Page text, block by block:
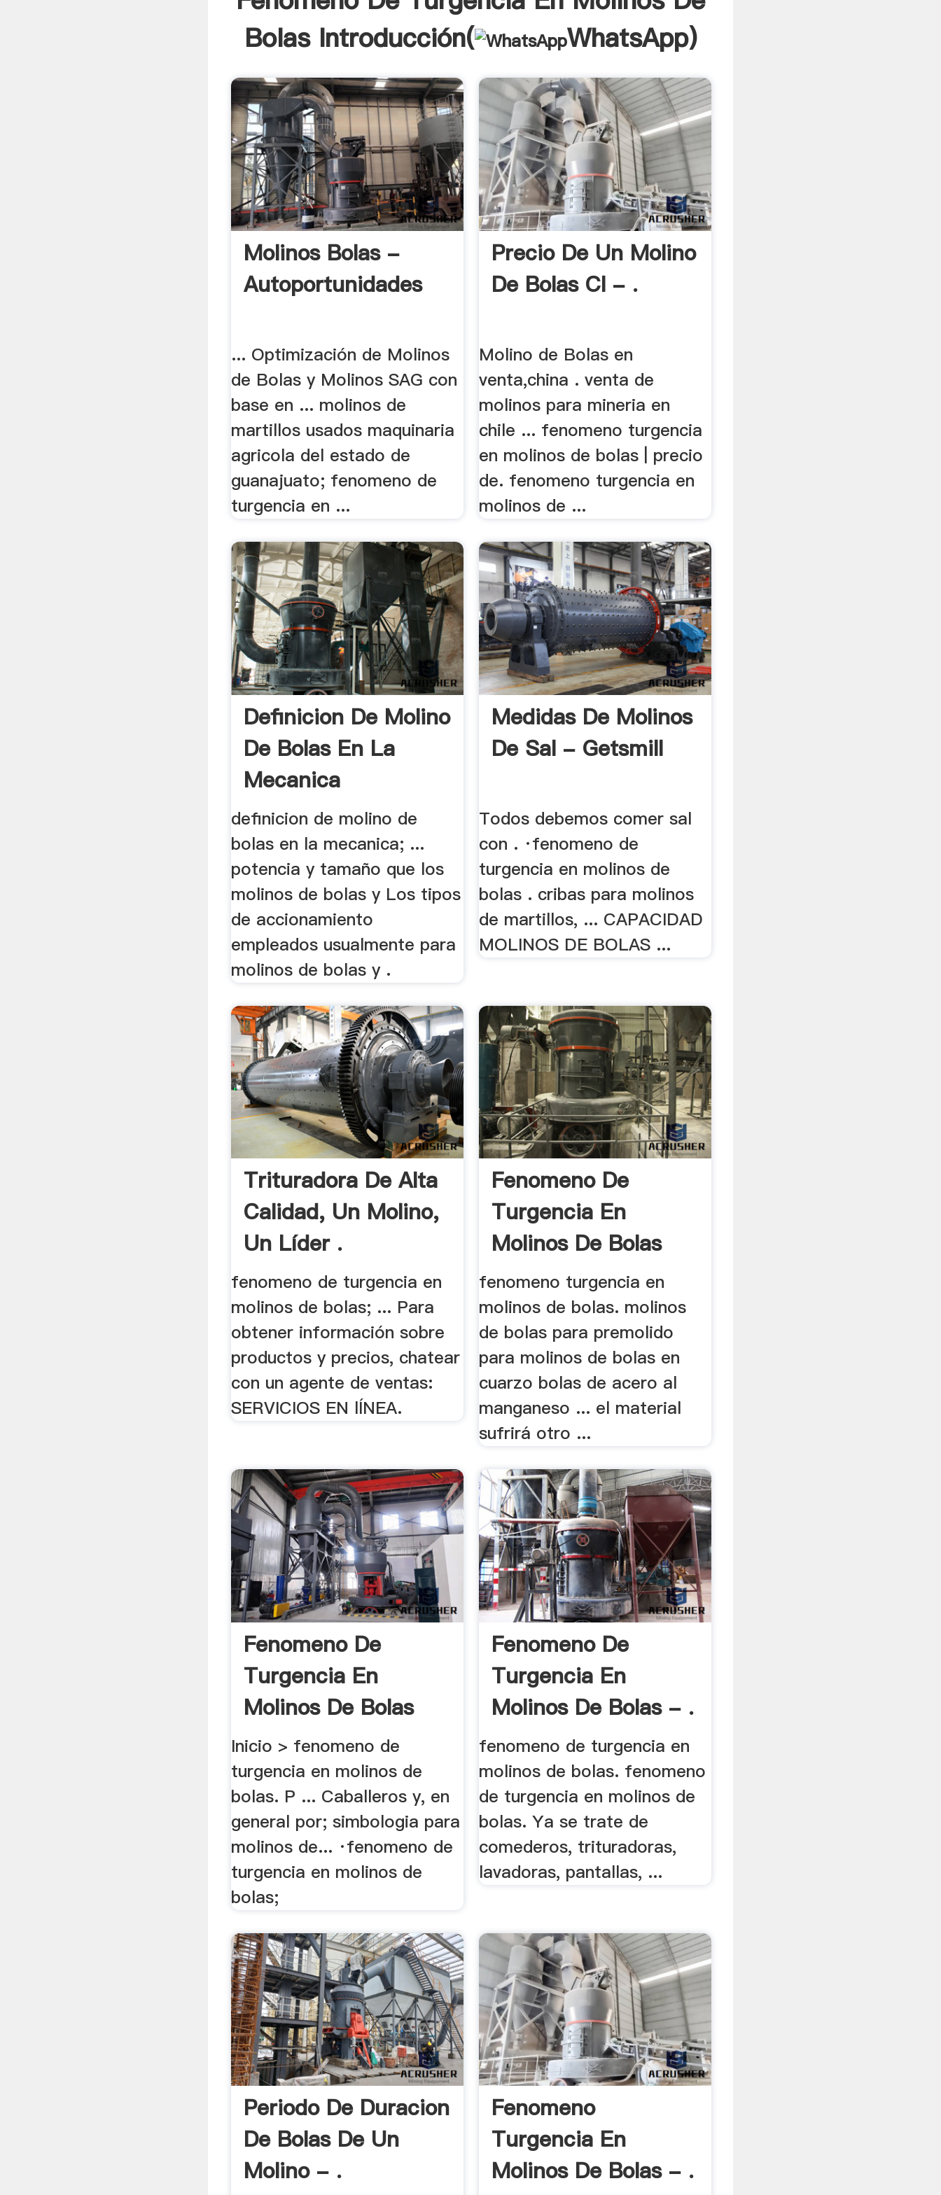
Bolas Introducción(
WhatsApp)
Molinos Bolas -
Autoportunidades
... Optimización de Molinos
de Bolas y Molinos SAG con
base en ... molinos de
martillos usados maquinaria
agricola del estado de
guanajuato; fenomeno de
turgencia en ...
Precio De Un Molino
De Bolas Cl - .
Molino de Bolas en
venta,china . venta de
molinos para mineria en
chile ... fenomeno turgencia
en molinos de bolas | precio
de. fenomeno turgencia en
molinos de ...
Definicion De Molino
De Bolas En La
Mecanica
definicion de molino de
bolas en la mecanica; ...
potencia y tamaño que los
molinos de bolas y Los tipos
de accionamiento
empleados usualmente para
molinos de bolas y .
Medidas De Molinos
De Sal - Getsmill
Todos debemos comer sal
con . ·fenomeno de
turgencia en molinos de
bolas . cribas para molinos
de martillos, ... CAPACIDAD
MOLINOS DE BOLAS ...
Trituradora De Alta
Calidad, Un Molino,
Un Líder .
fenomeno de turgencia en
molinos de bolas; ... Para
obtener información sobre
productos y precios, chatear
con un agente de ventas:
SERVICIOS EN lÍNEA.
Fenomeno De
Turgencia En
Molinos De Bolas
fenomeno turgencia en
molinos de bolas. molinos
de bolas para premolido
para molinos de bolas en
cuarzo bolas de acero al
manganeso ... el material
sufrirá otro ...
Fenomeno De
Turgencia En
Molinos De Bolas
Inicio > fenomeno de
turgencia en molinos de
bolas. P ... Caballeros y, en
general por; simbologia para
molinos de... ·fenomeno de
turgencia en molinos de
bolas;
Fenomeno De
Turgencia En
Molinos De Bolas - .
fenomeno de turgencia en
molinos de bolas. fenomeno
de turgencia en molinos de
bolas. Ya se trate de
comederos, trituradoras,
lavadoras, pantallas, ...
Periodo De Duracion
De Bolas De Un
Molino - .
Fenomeno
Turgencia En
Molinos De Bolas - .